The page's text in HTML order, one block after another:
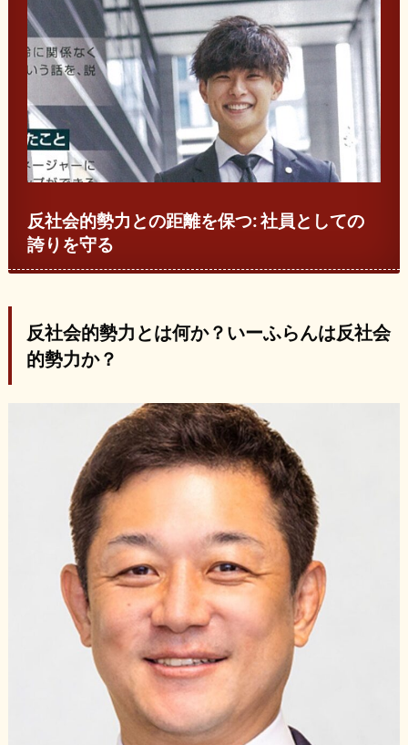
反社会的勢力との距離を保つ: 社員としての
誇りを守る
反社会的勢力とは何か？いーふらんは反社会
的勢力か？